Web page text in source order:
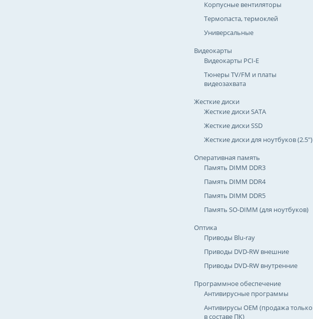
Корпусные вентиляторы
Термопаста, термоклей
Универсальные
Видеокарты
Видеокарты PCI-E
Тюнеры TV/FM и платы
видеозахвата
Жесткие диски
Жесткие диски SATA
Жесткие диски SSD
Жесткие диски для ноутбуков (2.5")
Оперативная память
Память DIMM DDR3
Память DIMM DDR4
Память DIMM DDR5
Память SO-DIMM (для ноутбуков)
Оптика
Приводы Blu-ray
Приводы DVD-RW внешние
Приводы DVD-RW внутренние
Программное обеспечение
Антивирусные программы
Антивирусы OEM (продажа только
в составе ПК)